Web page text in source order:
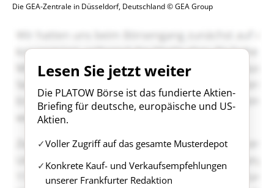
Die GEA-Zentrale in Düsseldorf, Deutschland © GEA Group
Lesen Sie jetzt weiter
Die PLATOW Börse ist das fundierte Aktien-
Briefing für deutsche, europäische und US-
Aktien.
Voller Zugriff auf das gesamte Musterdepot
Konkrete Kauf- und Verkaufsempfehlungen
unserer Frankfurter Redaktion